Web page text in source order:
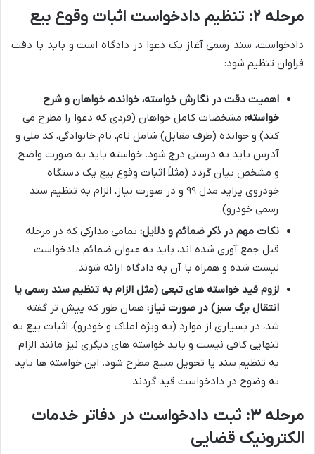
مرحله ۲: تنظیم دادخواست اثبات وقوع بیع
دادخواست، سند رسمی آغاز یک دعوا در دادگاه است و باید با دقت
فراوان تنظیم شود:
اهمیت دقت در نگارش خواسته، خوانده، خواهان و شرح
خواسته: مشخصات کامل خواهان (فردی که دعوا را مطرح می
کند) و خوانده (طرف مقابل) شامل نام، نام خانوادگی، کد ملی و
آدرس باید به درستی درج شود. خواسته باید به صورت واضح
و مشخص بیان گردد (مثلاً اثبات وقوع بیع یک دستگاه
خودروی پراید مدل ۹۹ و در صورت نیاز، الزام به تنظیم سند
رسمی خودرو).
نکات مهم در ذکر ضمائم و دلایل: تمامی مدارکی که در مرحله
قبل جمع آوری شده اند، باید به عنوان ضمائم دادخواست
لیست شده و همراه با آن به دادگاه ارائه شوند.
لزوم قید خواسته های تبعی (مثل الزام به تنظیم سند رسمی یا
انتقال برگ سبز) در صورت نیاز: همان طور که پیش تر گفته
شد، در بسیاری از موارد (به ویژه املاک و خودرو)، اثبات بیع به
تنهایی کافی نیست و باید خواسته های دیگری نیز مانند الزام
به تنظیم سند یا تحویل مبیع مطرح شود. این خواسته ها باید
به وضوح در دادخواست قید گردند.
مرحله ۳: ثبت دادخواست در دفاتر خدمات
الکترونیک قضایی